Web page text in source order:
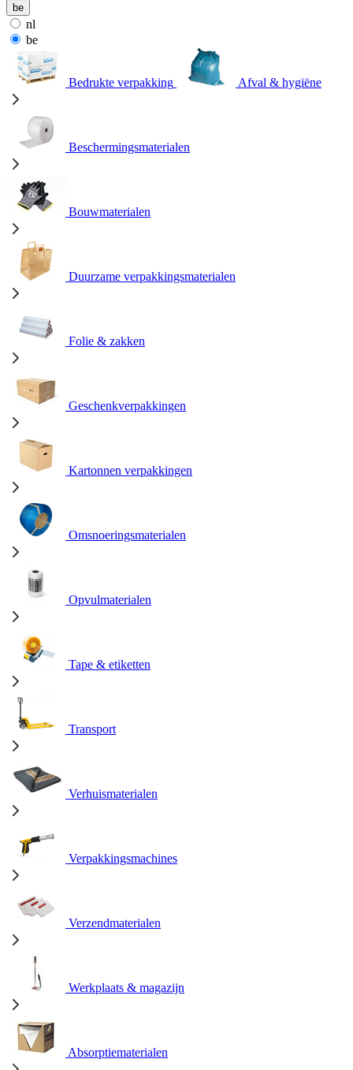
be
nl
be
Bedrukte verpakking Afval & hygiëne
Beschermingsmaterialen
Bouwmaterialen
Duurzame verpakkingsmaterialen
Folie & zakken
Geschenkverpakkingen
Kartonnen verpakkingen
Omsnoeringsmaterialen
Opvulmaterialen
Tape & etiketten
Transport
Verhuismaterialen
Verpakkingsmachines
Verzendmaterialen
Werkplaats & magazijn
Absorptiematerialen